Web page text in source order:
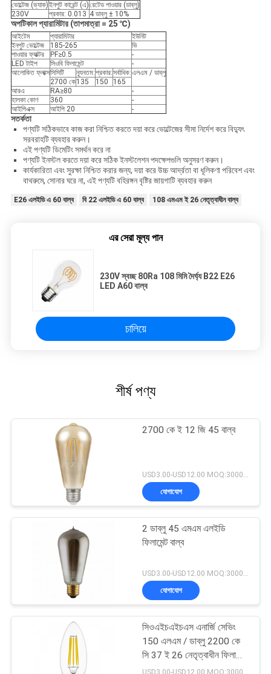
ভোল্টেজ (ভ্যাক)ইনপুট কারেন্ট (এ)রেটেড পাওয়ার (ডাব্লু)
230V
প্রকার: 0.013 4 ডাব্লু ± 10%
অপটিকাল প্যারামিটার (তাপমাত্রা = 25 ℃)
আইটেম প্যারামিটার
ইউনিট
ইনপুট ভোল্টেজ
185-265
ভি
পাওয়ার ফ্যাক্টর
PF≥0.5
-
LED টাইপ
সিওবি ফিলামেন্ট
-
আলোকিত ফ্লাক্সসিসিটি ন্যূনতম:প্রকার:সর্বাধিক:এলএম / ডাব্লু
2700 কে135 150
165
আরএ
RA≥80
-
হালকা কোণ
360
-
আইপিএক্স
আইপি 20 -
সতর্কতা
পণ্যটি সঠিকভাবে কাজ করা নিশ্চিত করতে দয়া করে ভোল্টেজের সীমা নির্দেশ করে বিদ্যুৎ
সরবরাহটি ব্যবহার করুন।
এই পণ্যটি ডিমেটিং সমর্থন করে না
পণ্যটি ইনস্টল করতে দয়া করে সঠিক ইনস্টলেশন পদক্ষেপগুলি অনুসরণ করুন।
কার্যকারিতা এবং সুরক্ষা নিশ্চিত করার জন্য, দয়া করে উচ্চ আর্দ্রতা বা ধূলিকণা পরিবেশ এবং
বাথরুমে, সোনার ঘরে না, এই পণ্যটি বহিরঙ্গন বৃষ্টির জায়গাটি ব্যবহার করুন
E26 এলইডি এ 60 বাল্ব বি 22 এলইডি এ 60 বাল্ব 108 এমএম ই 26 নেতৃত্বাধীন বাল্ব
এর সেরা মূল্য পান
230V স্বচ্ছ 80Ra 108 মিমি দৈর্ঘ্য B22 E26
LED A60 বাল্ব
চালিয়ে
শীর্ষ পণ্য
2700 কে ই 12 জি 45 বাল্ব
USD3.00-USD12.00 MOQ:3000pcs
যোগাযোগ
2 ডাব্লু 45 এমএম এলইডি
ফিলামেন্ট বাল্ব
যোগাযোগ
সিওএইচএইচএস এনার্জি সেভিং
150 এলএম / ডাব্লু 2200 কে
সি 37 ই 26 নেতৃত্বাধীন ফিলামেন্ট
বাল্ব